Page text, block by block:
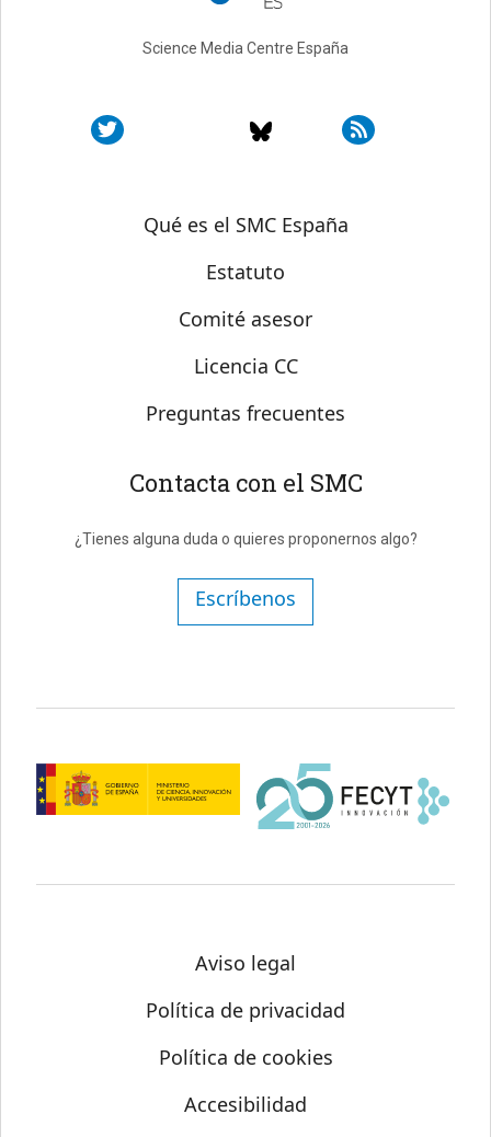
Science Media Centre España
Sobre SMC España
Qué es el SMC España
Estatuto
Comité asesor
Licencia CC
Preguntas frecuentes
Contacta con el SMC
¿Tienes alguna duda o quieres proponernos algo?
Escríbenos
Aviso legal
Política de privacidad
Política de cookies
Accesibilidad